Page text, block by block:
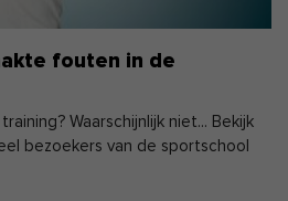
fouten in de
Waarschijnlijk niet... Bekijk
bezoekers van de sportschool